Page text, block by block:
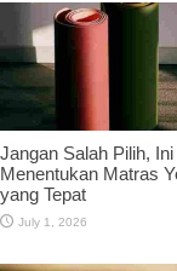
Jangan Salah Pilih,
Menentukan Matras
yang Tepat
July 1, 2026